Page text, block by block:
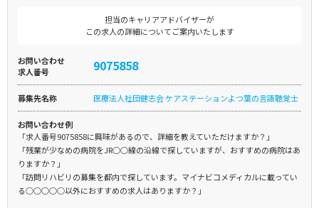
担当のキャリアアドバイザーが
この求人の詳細についてご案内いたします
お問い合わせ
求人番号
9075858
募集先名称 医療法人社団健志会 ケアステーションよつ葉の言語聴覚士
お問い合わせ例
「求人番号9075858に興味があるので、詳細を教えていただけますか？」
「残業が少なめの病院をJR○○線の沿線で探していますが、おすすめの病院はあ
りますか？」
「訪問リハビリの募集を都内で探しています。マイナビコメディカルに載ってい
る○○○○○以外におすすめの求人はありますか？」